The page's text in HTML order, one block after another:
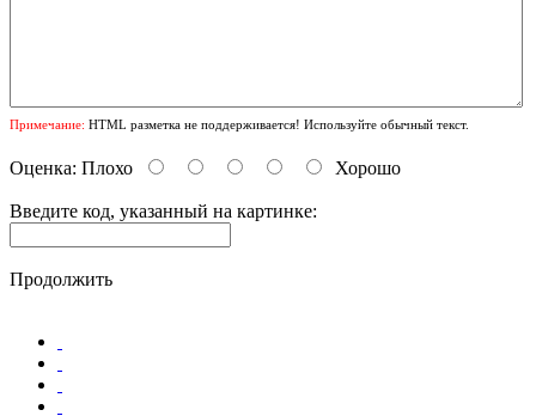
Примечание: HTML разметка не поддерживается! Используйте обычный текст.
Оценка: Плохо Хорошо
Введите код, указанный на картинке:
Продолжить